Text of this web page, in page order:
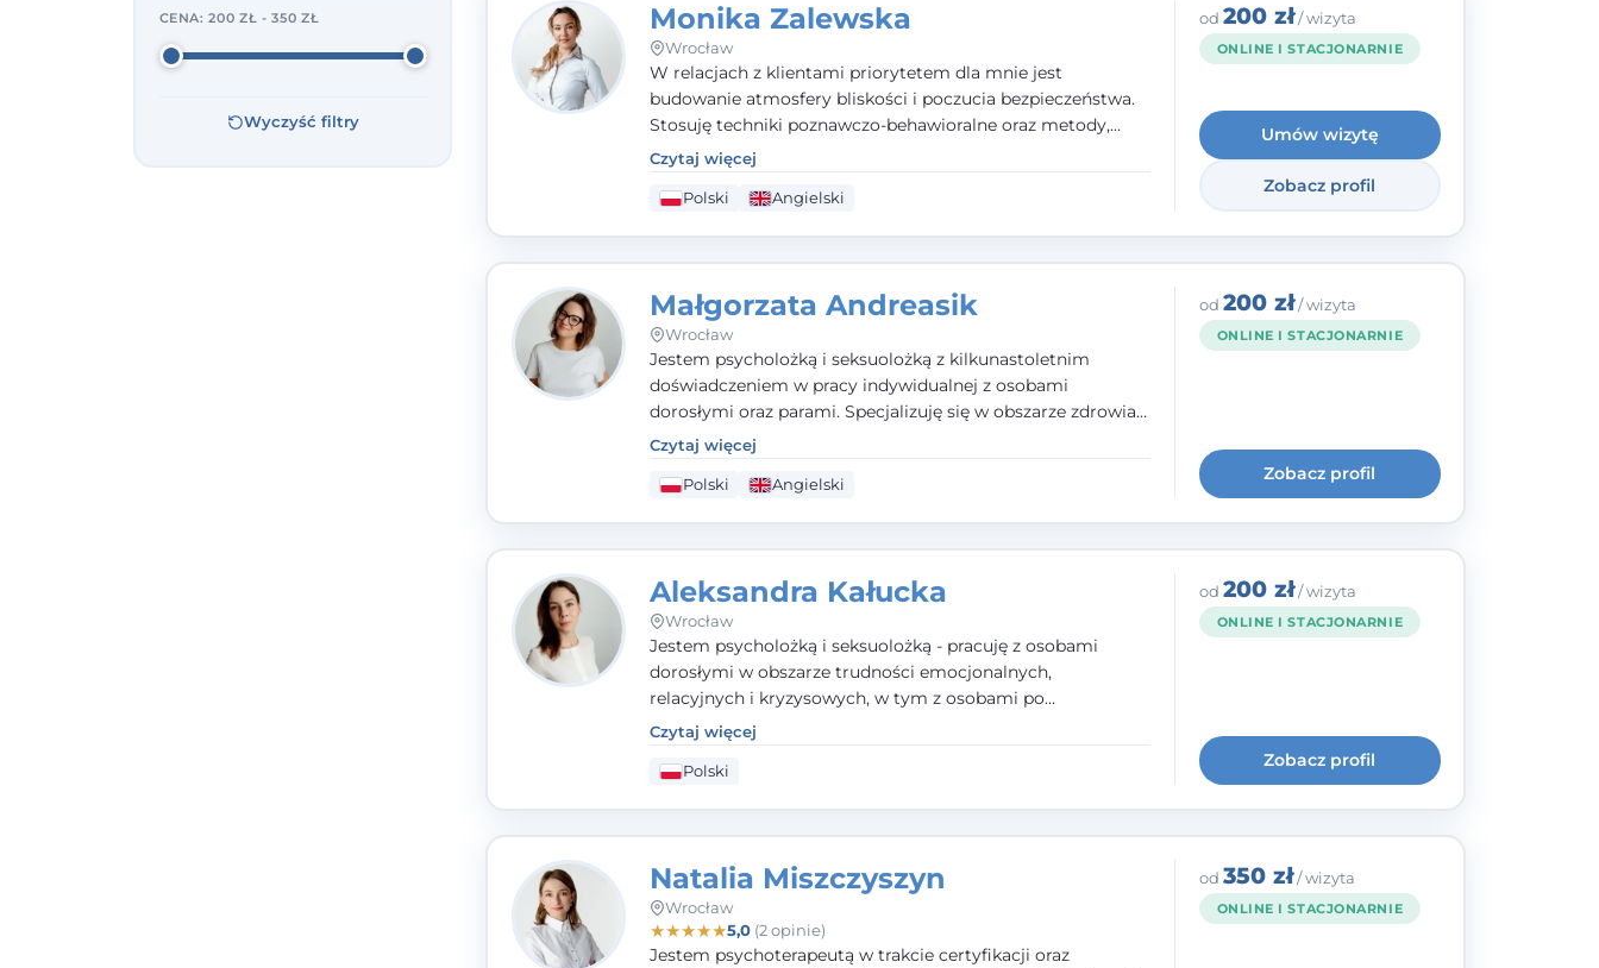
CENA:200 ZŁ - 350 ZŁ
Wyczyść filtry
zasobach.
Monika Zalewska
Wrocław
W relacjach z klientami priorytetem dla mnie jest
budowanie atmosfery bliskości i poczucia bezpieczeństwa.
Stosuję techniki poznawczo-behawioralne oraz metody,
które koncentrują się na rozwiązaniach (TSR). Te polegają na
osiąganiu zamierzonych celów (doprowadzeniu do
rozwiązania trudnych sytuacji) poprzez identyfikowanie i
Czytaj więcej
Polski Angielski
od 200 zł/ wizyta
ONLINE I STACJONARNIE
Umów wizytę
Zobacz profil
Małgorzata Andreasik
Wrocław
Jestem psycholożką i seksuolożką z kilkunastoletnim
doświadczeniem w pracy indywidualnej z osobami
dorosłymi oraz parami. Specjalizuję się w obszarze zdrowia
seksualnego, żałoby, kryzysów życiowych i wypalenia
zawodowego. Pracuję w języku polskim i angielskim, w
podejściu humanistycznym, opartym na partnerstwie i
Czytaj więcej
Polski Angielski
od 200 zł/ wizyta
ONLINE I STACJONARNIE
Zobacz profil
Aleksandra Kałucka
Wrocław
Jestem psycholożką i seksuolożką - pracuję z osobami
dorosłymi w obszarze trudności emocjonalnych,
relacyjnych i kryzysowych, w tym z osobami po
doświadczeniach przemocy. Ukończyłam psychologię
kliniczną oraz studia podyplomowe z interwencji kryzysowej
i seksuologii klinicznej na SWPS we Wrocławiu. W pracy
Czytaj więcej
Polski
od 200 zł/ wizyta
ONLINE I STACJONARNIE
Zobacz profil
Natalia Miszczyszyn
Wrocław
★★★★★5,0(2 opinie)
Jestem psychoterapeutą w trakcie certyfikacji oraz
od 350 zł/ wizyta
ONLINE I STACJONARNIE